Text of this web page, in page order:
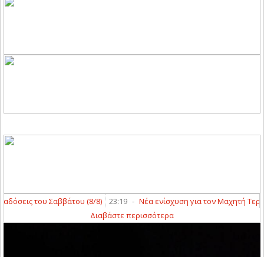
του Σαββάτου (8/8) 23:19 - Νέα ενίσχυση για τον Μαχητή
Διαβάστε περισσότερα